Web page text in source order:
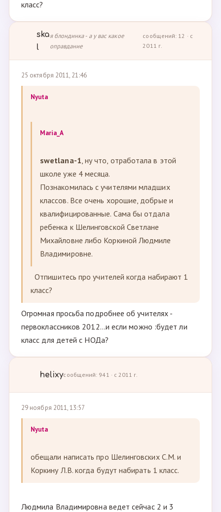
класс?
ska
l
я блондинка - а у вас какое
оправдание
сообщений: 12 · с
2011 г.
25 октября 2011, 21:46
Nyuta
Maria_A
swetlana-1, ну что, отработала в этой
школе уже 4 месяца.
Познакомилась с учителями младших
классов. Все очень хорошие, добрые и
квалифицированные. Сама бы отдала
ребенка к Шелинговской Светлане
Михайловне либо Коркиной Людмиле
Владимировне.
Отпишитесь про учителей когда набирают 1
класс?
Огромная просьба подробнее об учителях -
первоклассников 2012...и если можно :будет ли
класс для детей с НОДа?
helixyсообщений: 941 · с 2011 г.
29 ноября 2011, 13:57
Nyuta
обещали написать про Шелинговских С.М. и
Коркину Л.В. когда будут набирать 1 класс.
Людмила Владимировна ведет сейчас 2 и 3